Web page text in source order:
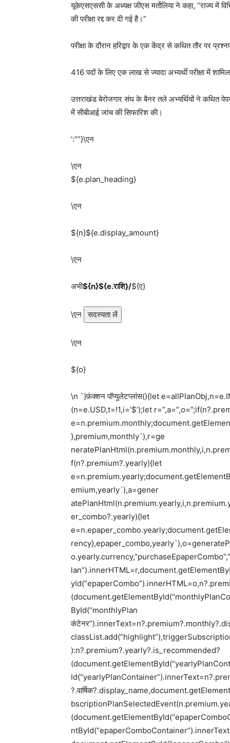
यूकेएसएससी के अध्यक्ष जीएस मर्तोलिया ने कहा, “राज्य में
की परीक्षा रद्द कर दी गई है।”
परीक्षा के दौरान हरिद्वार के एक केंद्र से कथित तौर पर
416 पदों के लिए एक लाख से ज्यादा अभ्यर्थी परीक्षा में
उत्तराखंड बेरोजगार संघ के बैनर तले अभ्यर्थियों ने कथित
में सीबीआई जांच की सिफारिश की।
‘:””}\एन
\एन
${e.plan_heading}
\एन
${n}${e.display_amount}
\एन
अभी${n}${e.राशि}/${ए}
\एन सदस्यता लें
\एन
${o}
\n `}फ़ंक्शन पॉप्युलेटप्लांस(){let
(n=e.USD,t=!1,i=’$’);let
},premium,monthly`),r=ge
f(n?.premium?.yearly){let
emium,yearly`),a=gener
er_combo?.yearly){let
ById(“monthlyPlan
):n?.premium?.yearly?.is_recommended?